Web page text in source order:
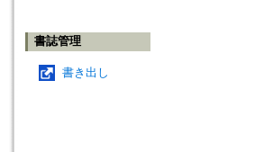
書誌管理
書き出し